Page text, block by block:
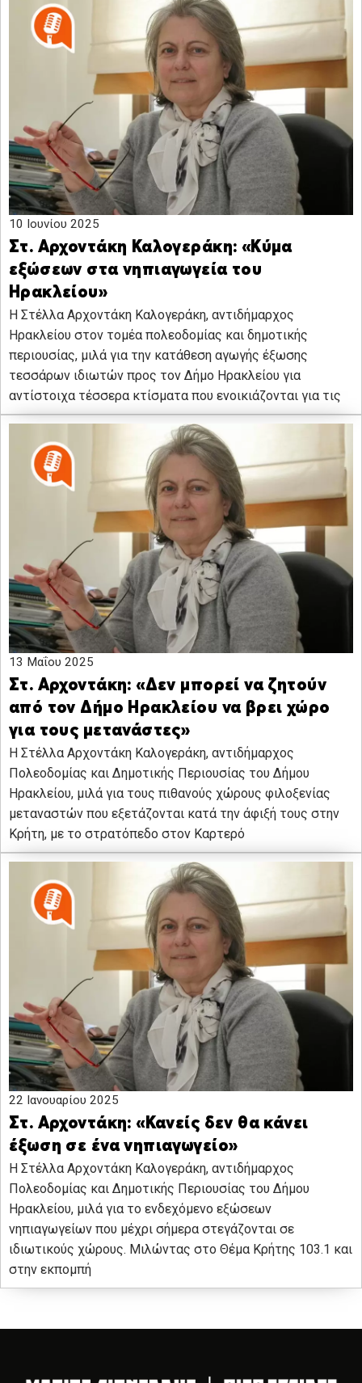
10 Ιουνίου 2025
Στ. Αρχοντάκη Καλογεράκη: «Κύμα
εξώσεων στα νηπιαγωγεία του
Ηρακλείου»
Η Στέλλα Αρχοντάκη Καλογεράκη, αντιδήμαρχος
Ηρακλείου στον τομέα πολεοδομίας και δημοτικής
περιουσίας, μιλά για την κατάθεση αγωγής έξωσης
τεσσάρων ιδιωτών προς τον Δήμο Ηρακλείου για
αντίστοιχα τέσσερα κτίσματα που ενοικιάζονται για τις
13 Μαΐου 2025
Στ. Αρχοντάκη: «Δεν μπορεί να ζητούν
από τον Δήμο Ηρακλείου να βρει χώρο
για τους μετανάστες»
Η Στέλλα Αρχοντάκη Καλογεράκη, αντιδήμαρχος
Πολεοδομίας και Δημοτικής Περιουσίας του Δήμου
Ηρακλείου, μιλά για τους πιθανούς χώρους φιλοξενίας
μεταναστών που εξετάζονται κατά την άφιξή τους στην
Κρήτη, με το στρατόπεδο στον Καρτερό
22 Ιανουαρίου 2025
Στ. Αρχοντάκη: «Κανείς δεν θα κάνει
έξωση σε ένα νηπιαγωγείο»
Η Στέλλα Αρχοντάκη Καλογεράκη, αντιδήμαρχος
Πολεοδομίας και Δημοτικής Περιουσίας του Δήμου
Ηρακλείου, μιλά για το ενδεχόμενο εξώσεων
νηπιαγωγείων που μέχρι σήμερα στεγάζονται σε
ιδιωτικούς χώρους. Μιλώντας στο Θέμα Κρήτης 103.1 και
στην εκπομπή